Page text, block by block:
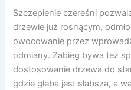
Szczepienie czereśni
drzewie już rosnącym,
owocowanie przez
odmiany. Zabieg bywa też
dostosowanie drzewa do
gdzie gleba jest słabsza, a